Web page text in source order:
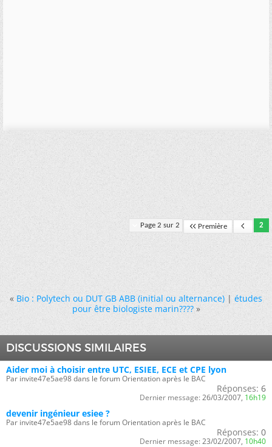
Page 2 sur 2 Première 2
« Bio : Polytech ou DUT GB ABB (initial ou alternance)|études
pour être biologiste marin???? »
DISCUSSIONS SIMILAIRES
Aider moi à choisir entre UTC, ESIEE, ECE et CPE lyon
Par invite47e5ae98 dans le forum Orientation après le BAC
Réponses: 6
Dernier message: 26/03/2007, 16h19
devenir ingénieur esiee ?
Par invite47e5ae98 dans le forum Orientation après le BAC
Réponses: 0
Dernier message: 23/02/2007, 10h40